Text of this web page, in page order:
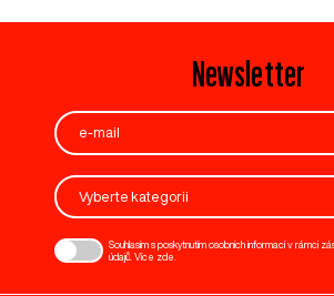
Newsletter
Vyberte kategorii
Souhlasím s poskytnutím osobních informací v rámci
údajů. Více zde